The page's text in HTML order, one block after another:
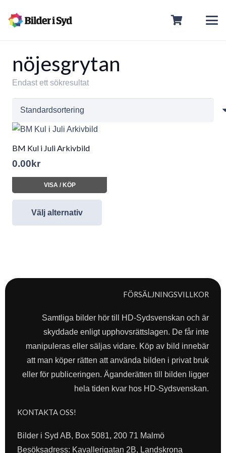
nöjesgrytan
Endast ett sökresultat
BM Kul i Juli Arkivbild
0.00 kr
VISA / KÖP
Välj alternativ
FÖRSÄLJNINGSVILLKOR
Samtliga bilder hör till HD-Sydsvenskan och är
skyddade enligt upphovsrättslagen. De får inte
manipuleras eller säljas vidare. Köp av bild innebär
att man köper rätten att använda bilden i privat bruk
eller för publiceringen. Äganderätten till bilden ligger
hela tiden kvar hos HD-Sydsvenskan.
KONTAKTA OSS!
Bilder i Syd AB, Box 5081, 200 71 Malmö
Besöksadress: Kavallerigatan 2B, Landskrona